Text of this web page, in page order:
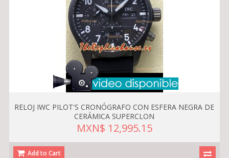
RELOJ IWC PILOT'S CRONÓGRAFO CON ESFERA NEGRA DE
CERÁMICA SUPERCLON
MXN$ 12,995.15
Add to Cart